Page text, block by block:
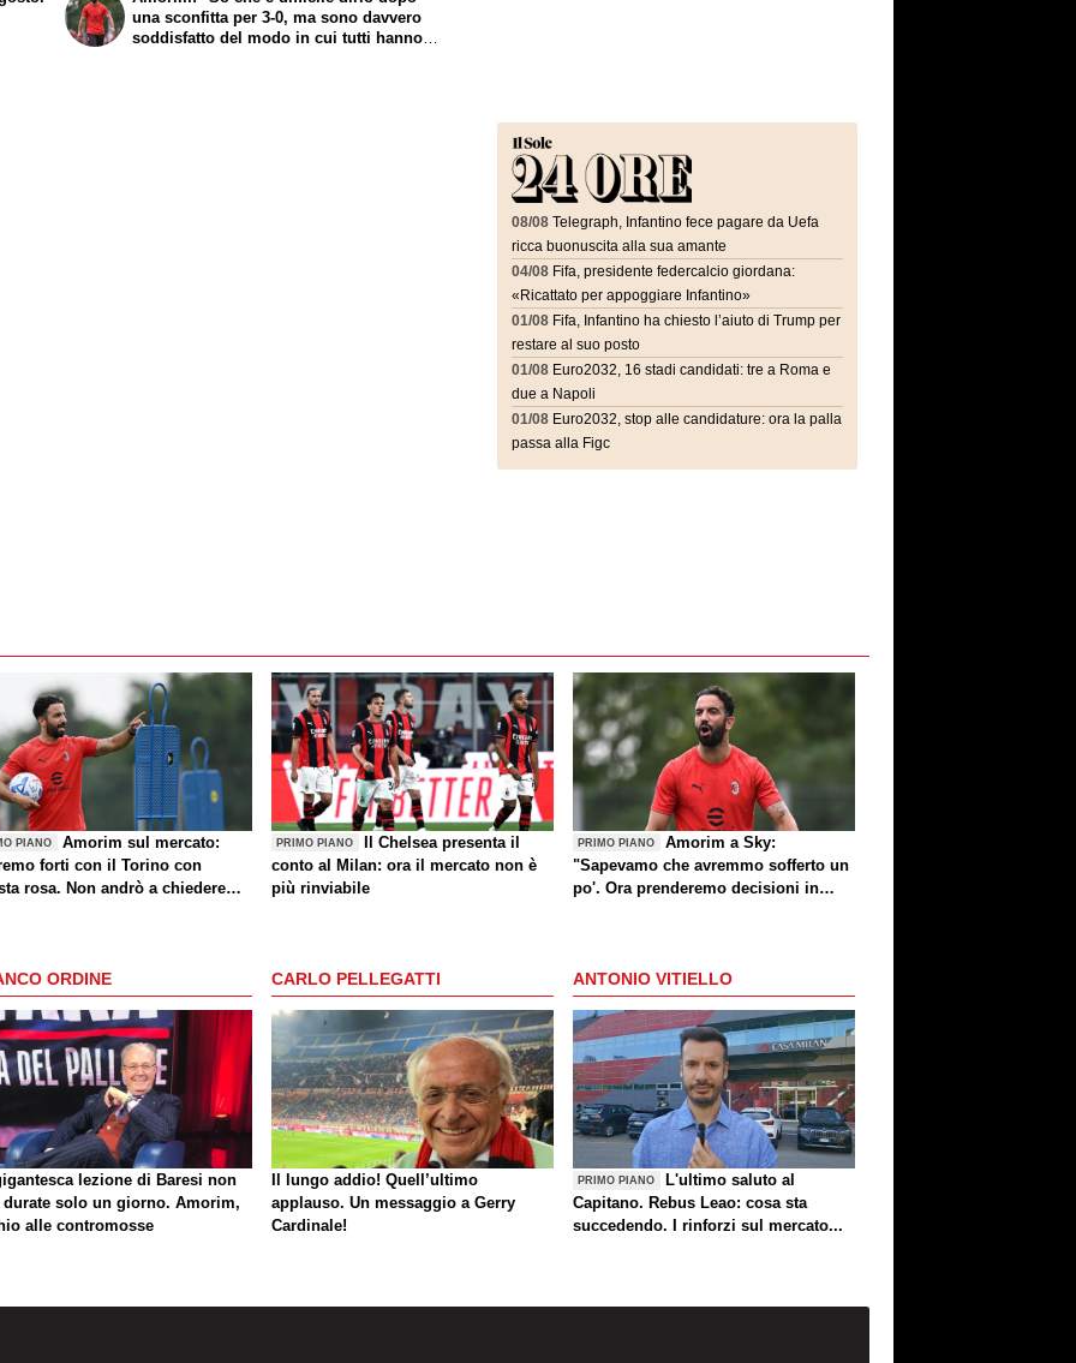
una sconfitta per 3-0, ma sono davvero
soddisfatto del modo in cui tutti hanno
08/08 Telegraph, Infantino fece pagare da Uefa
ricca buonuscita alla sua amante
04/08 Fifa, presidente federcalcio giordana:
«Ricattato per appoggiare Infantino»
01/08 Fifa, Infantino ha chiesto l’aiuto di Trump per
restare al suo posto
01/08 Euro2032, 16 stadi candidati: tre a Roma e
due a Napoli
01/08 Euro2032, stop alle candidature: ora la palla
passa alla Figc
PIANO
Amorim sul mercato:
forti con il Torino con
rosa. Non andrò a chiedere
PRIMO PIANO
Il Chelsea presenta il
conto al Milan: ora il mercato non è
più rinviabile
PRIMO PIANO
Amorim a Sky:
"Sapevamo che avremmo sofferto un
po'. Ora prenderemo decisioni in
ORDINE
lezione di Baresi non
durate solo un giorno. Amorim,
alle contromosse
CARLO PELLEGATTI
Il lungo addio! Quell’ultimo
applauso. Un messaggio a Gerry
Cardinale!
ANTONIO VITIELLO
PRIMO PIANO
L'ultimo saluto al
Capitano. Rebus Leao: cosa sta
succedendo. I rinforzi sul mercato...